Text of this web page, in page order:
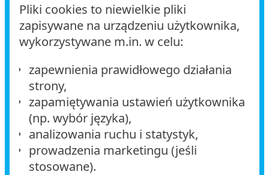
Pliki cookies to niewielkie pliki
zapisywane na urządzeniu użytkownika,
wykorzystywane m.in. w celu:
zapewnienia prawidłowego działania
strony,
zapamiętywania ustawień użytkownika
(np. wybór języka),
analizowania ruchu i statystyk,
prowadzenia marketingu (jeśli
stosowane).